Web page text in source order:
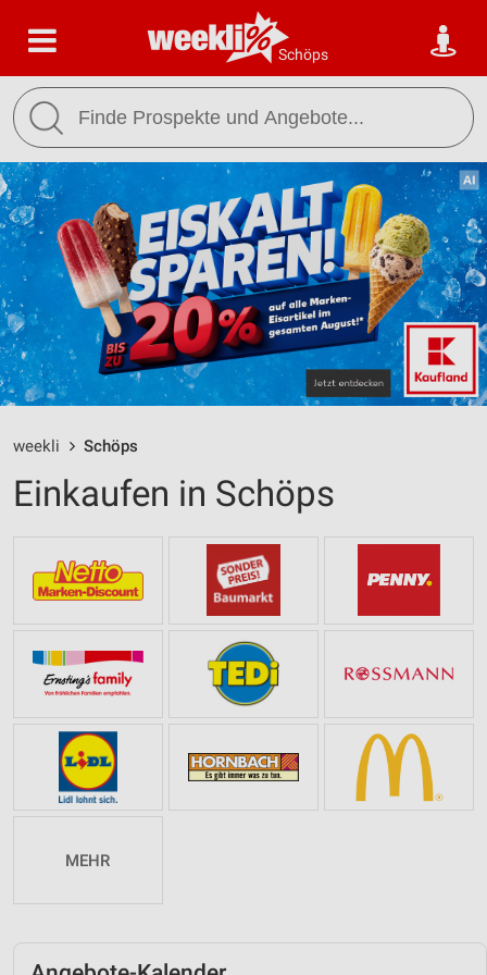
Schöps
weekli Schöps
Einkaufen in Schöps
MEHR